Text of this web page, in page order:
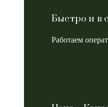
Быстро и в
Работаем